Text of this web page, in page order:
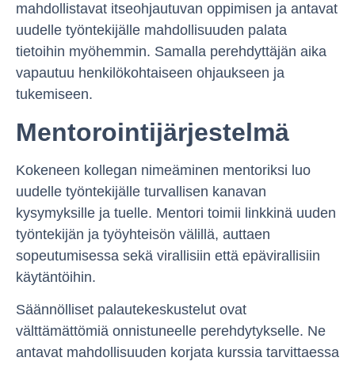
mahdollistavat itseohjautuvan oppimisen ja antavat
uudelle työntekijälle mahdollisuuden palata
tietoihin myöhemmin. Samalla perehdyttäjän aika
vapautuu henkilökohtaiseen ohjaukseen ja
tukemiseen.
Mentorointijärjestelmä
Kokeneen kollegan nimeäminen mentoriksi luo
uudelle työntekijälle turvallisen kanavan
kysymyksille ja tuelle. Mentori toimii linkkinä uuden
työntekijän ja työyhteisön välillä, auttaen
sopeutumisessa sekä virallisiin että epävirallisiin
käytäntöihin.
Säännölliset palautekeskustelut ovat
välttämättömiä onnistuneelle perehdytykselle. Ne
antavat mahdollisuuden korjata kurssia tarvittaessa